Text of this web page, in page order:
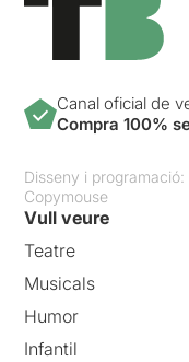
Canal oficial de
Compra 100%
Disseny i programació:
Copymouse
Vull veure
Teatre
Musicals
Humor
Infantil